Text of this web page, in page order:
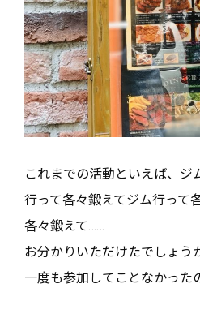
これまでの活動といえば、ジ
行って各々鍛えてジム行って
各々鍛えて……
お分かりいただけたでしょう
一度も参加してことなかった